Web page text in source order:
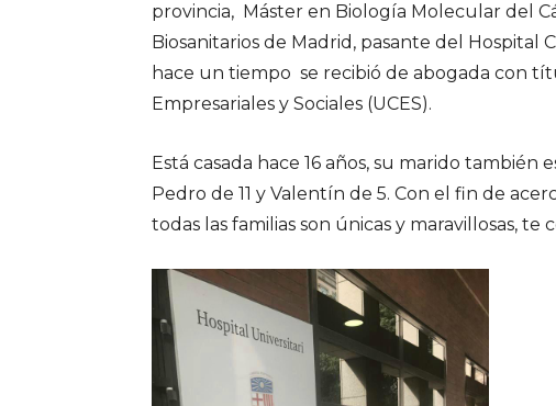
provincia, Máster en Biología Molecular del
Biosanitarios de Madrid, pasante del Hospital
hace un tiempo se recibió de abogada con
Empresariales y Sociales (UCES).
Está casada hace 16 años, su marido también
Pedro de 11 y Valentín de 5. Con el fin de
todas las familias son únicas y maravillosas, te